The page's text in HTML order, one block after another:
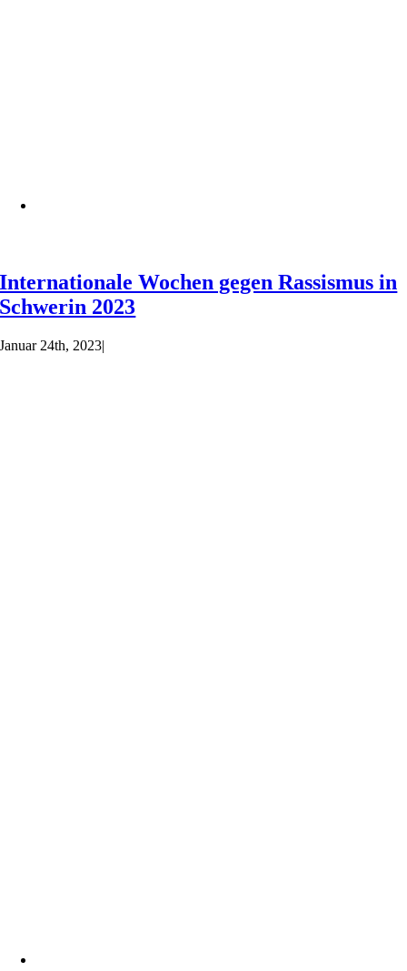
Internationale Wochen gegen Rassismus in
Schwerin 2023
Januar 24th, 2023|